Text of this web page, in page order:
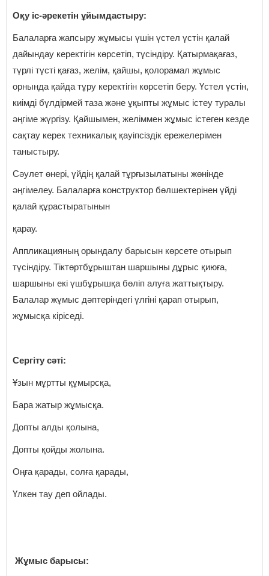
Оқу іс-әрекетін ұйымдастыру:
Балаларға жапсыру жұмысы үшін үстел үстін қалай
дайындау керектігін көрсетіп, түсіндіру. Қатырмақағаз,
түрлі түсті қағаз, желім, қайшы, қолорамал жұмыс
орнында қайда тұру керектігін көрсетіп беру. Үстел үстін,
киімді бүлдірмей таза және ұқыпты жұмыс істеу туралы
әңгіме жүргізу. Қайшымен, желіммен жұмыс істеген кезде
сақтау керек техникалық қауіпсіздік ережелерімен
таныстыру.
Сәулет өнері, үйдің қалай тұрғызылатыны жөнінде
әңгімелеу. Балаларға конструктор бөлшектерінен үйді
қалай құрастыратынын
қарау.
Аппликацияның орындалу барысын көрсете отырып
түсіндіру. Тіктөртбұрыштан шаршыны дұрыс қиюға,
шаршыны екі үшбұрышқа бөліп алуға жаттықтыру.
Балалар жұмыс дәптеріндегі үлгіні қарап отырып,
жұмысқа кіріседі.
Сергіту сәті:
Ұзын мұртты құмырсқа,
Бара жатыр жұмысқа.
Допты алды қолына,
Допты қойды жолына.
Оңға қарады, солға қарады,
Үлкен тау деп ойлады.
Жұмыс барысы: